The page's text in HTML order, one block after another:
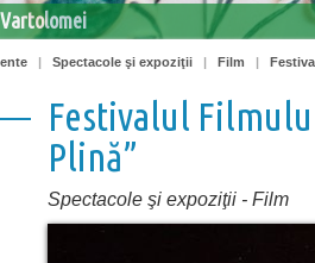
| Spectacole şi expoziţii | Film |
Festivalul
Plină”
Spectacole şi expoziţii - Film